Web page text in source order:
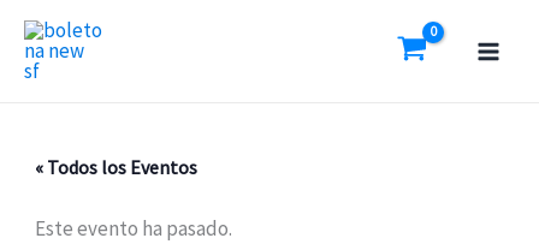
contenido
« Todos los Eventos
Este evento ha pasado.